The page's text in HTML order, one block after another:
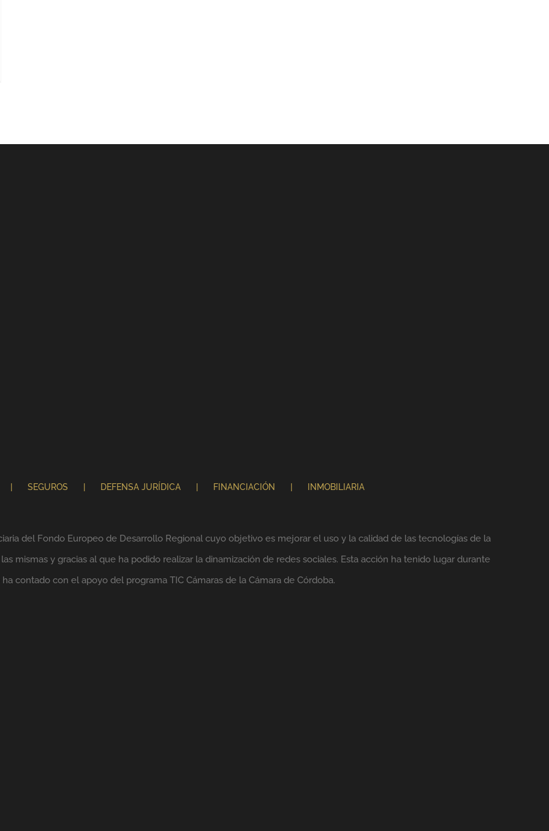
SEGUROS DEFENSA JURÍDICA FINANCIACIÓN INMOBILIARIA
del Fondo Europeo de Desarrollo Regional cuyo objetivo es mejorar el uso y la calidad de las tecnologías de la
mismas y gracias al que ha podido realizar la dinamización de redes sociales. Esta acción ha tenido lugar durante
ha contado con el apoyo del programa TIC Cámaras de la Cámara de Córdoba.